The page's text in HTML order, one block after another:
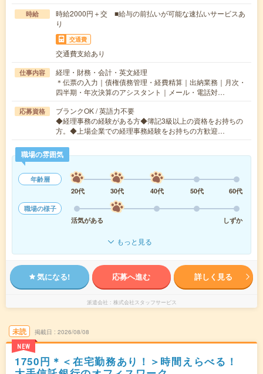
時給
時給2000円＋交 ■給与の前払いが可能な速払いサービスあ
り
交通費
交通費支給あり
仕事内容
経理・財務・会計・英文経理
＊伝票の入力｜債権債務管理・経費精算｜出納業務｜月次・
四半期・年次決算のアシスタント｜メール・電話対…
応募資格
ブランクOK / 英語力不要
◆経理事務の経験がある方◆簿記3級以上の資格をお持ちの
方。◆上場企業での経理事務経験をお持ちの方歓迎…
職場の雰囲気
年齢層
20代
30代 40代 50代
60代
職場の様子
活気がある
しずか
もっと見る
気になる! 応募へ進む 詳しく見る
派遣会社 株式会社スタッフサービス
未読
NEW
掲載日 2026/08/08
1750円＊＜在宅勤務あり！＞時間えらべる！